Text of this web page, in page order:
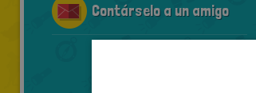
Contárselo a un amigo